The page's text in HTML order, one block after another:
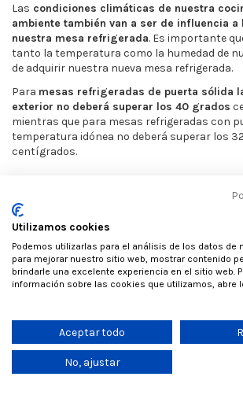
Las condiciones climáticas de nuestra
ambiente también van a ser de influencia
nuestra mesa refrigerada. Es importante
tanto la temperatura como la humedad de
de adquirir nuestra nueva mesa refrigerada.
Para mesas refrigeradas de puerta sólida
exterior no deberá superar los 40 grados
mientras que para mesas refrigeradas con
temperatura idónea no deberá superar los
centígrados.
Refrigeración y descongelación en
refrigeradas industriales.
una mesa refrigerada de forma correcta ,
en que consisten ambos y como influyen en el
refrigeración.
productos:
Mesas de refrigeración estática
refrigeradas, el frío se extiende por
Utilizamos cookies
Podemos utilizarlas para el análisis de los datos de
para mejorar nuestro sitio web, mostrar contenido
brindarle una excelente experiencia en el sitio web.
información sobre las cookies que utilizamos, abre
Aceptar todo
No, ajustar